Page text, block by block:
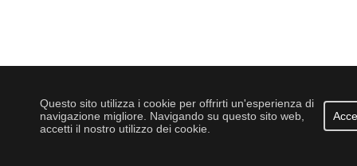
Questo sito utilizza i cookie per offrirti un'esperienza di
navigazione migliore. Navigando su questo sito web,
accetti il nostro utilizzo dei cookie.